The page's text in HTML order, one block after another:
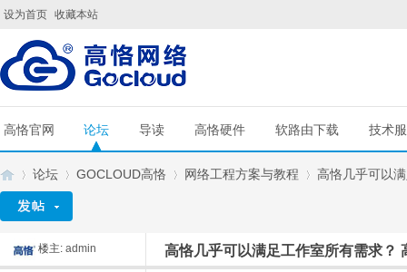
设为首页 收藏本站
高恪官网 论坛 导读 高恪硬件 软路由下载 技术
»
论坛
›
GOCLOUD高恪
›
网络工程方案与教程
›
高恪几乎可以
楼主: admin 高恪几乎可以满足工作室所有需求？